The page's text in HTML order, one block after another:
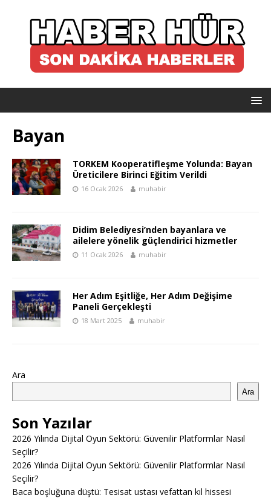
Bayan
TORKEM Kooperatifleşme Yolunda: Bayan
Üreticilere Birinci Eğitim Verildi
16 Ocak 2026 muhabir
Didim Belediyesi’nden bayanlara ve
ailelere yönelik güçlendirici hizmetler
11 Ocak 2026 muhabir
Her Adım Eşitliğe, Her Adım Değişime
Paneli Gerçekleşti
18 Mart 2025 muhabir
Ara
Ara
Son Yazılar
2026 Yılında Dijital Oyun Sektörü: Güvenilir Platformlar Nasıl
Seçilir?
2026 Yılında Dijital Oyun Sektörü: Güvenilir Platformlar Nasıl
Seçilir?
Baca boşluğuna düştü: Tesisat ustası vefattan kıl hissesi